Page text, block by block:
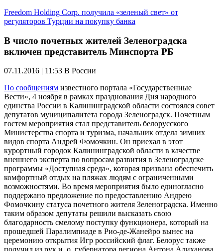
Freedom Holding Corp. получила «зеленый свет» от
регуляторов Турции на покупку банка
В число почетных жителей Зеленоградска
включен представитель Минспорта РБ
07.11.2016 | 11:53 В России
По сообщениям известного портала «Государственные
Вести», 4 ноября в рамках празднования Дня народного
единства России в Калининградской области состоялся совет
депутатов муниципалитета города Зеленоградск. Почетным
гостем мероприятия стал представитель белорусского
Министерства спорта и туризма, начальник отдела зимних
видов спорта Андрей Фомочкин. Он приехал в этот
курортный городок Калининградской области в качестве
внешнего эксперта по вопросам развития в Зеленоградске
программы «Доступная среда», которая призвана обеспечить
комфортный отдых на пляжах людям с ограниченными
возможностями. Во время мероприятия было единогласно
поддержано предложение по предоставлению Андрею
Фомочкину статуса почетного жителя Зеленоградска. Именно
таким образом депутаты решили высказать свою
благодарность смелому поступку функционера, который на
прошедшей Паралимпиаде в Рио-де-Жанейро вынес на
церемонию открытия Игр российский флаг. Белорус также